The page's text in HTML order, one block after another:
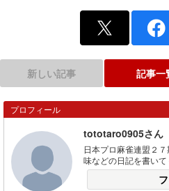
新しい記事 記事一
プロフィール
tototaro0905さん
日本プロ麻雀連盟２
味などの日記を書いて